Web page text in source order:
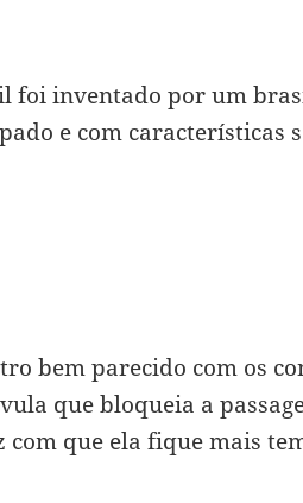
foi inventado por um
e com características
bem parecido com os
que bloqueia a
com que ela fique mais